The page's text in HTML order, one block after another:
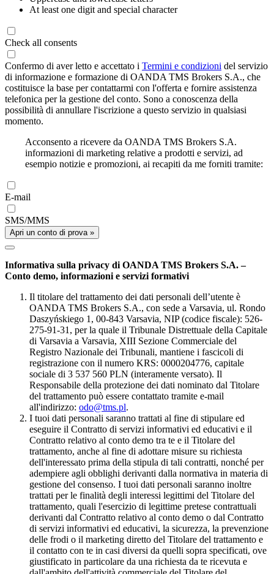
At least one digit and special character
Check all consents
Confermo di aver letto e accettato i Termini e condizioni del servizio
di informazione e formazione di OANDA TMS Brokers S.A., che
costituisce la base per contattarmi con l'offerta e fornire assistenza
telefonica per la gestione del conto. Sono a conoscenza della
possibilità di annullare l'iscrizione a questo servizio in qualsiasi
momento.
Acconsento a ricevere da OANDA TMS Brokers S.A.
informazioni di marketing relative a prodotti e servizi, ad
esempio notizie e promozioni, ai recapiti da me forniti tramite:
E-mail
SMS/MMS
Apri un conto di prova »
Informativa sulla privacy di OANDA TMS Brokers S.A. –
Conto demo, informazioni e servizi formativi
Il titolare del trattamento dei dati personali dell’utente è
OANDA TMS Brokers S.A., con sede a Varsavia, ul. Rondo
Daszyńskiego 1, 00-843 Varsavia, NIP (codice fiscale): 526-
275-91-31, per la quale il Tribunale Distrettuale della Capitale
di Varsavia a Varsavia, XIII Sezione Commerciale del
Registro Nazionale dei Tribunali, mantiene i fascicoli di
registrazione con il numero KRS: 0000204776, capitale
sociale di 3 537 560 PLN (interamente versato). Il
Responsabile della protezione dei dati nominato dal Titolare
del trattamento può essere contattato tramite e-mail
all'indirizzo: odo@tms.pl.
I tuoi dati personali saranno trattati al fine di stipulare ed
eseguire il Contratto di servizi informativi ed educativi e il
Contratto relativo al conto demo tra te e il Titolare del
trattamento, anche al fine di adottare misure su richiesta
dell'interessato prima della stipula di tali contratti, nonché per
adempiere agli obblighi derivanti dalla normativa in materia di
gestione del consenso. I tuoi dati personali saranno inoltre
trattati per le finalità degli interessi legittimi del Titolare del
trattamento, quali l'esercizio di legittime pretese contrattuali
derivanti dal Contratto relativo al conto demo o dal Contratto
di servizi informativi ed educativi, la sicurezza, la prevenzione
delle frodi o il marketing diretto del Titolare del trattamento e
il contatto con te in casi diversi da quelli sopra specificati, ove
giustificato in particolare da una richiesta da te ricevuta e